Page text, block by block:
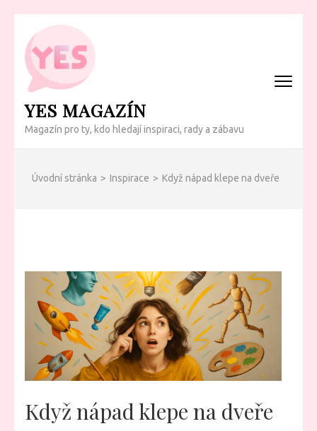
Přeskočit
obsah
(Enter)
YES MAGAZÍN
Magazín pro ty, kdo hledají inspiraci, rady a zábavu
Úvodní stránka > Inspirace > Když nápad klepe na dveře
Když nápad klepe na dveře